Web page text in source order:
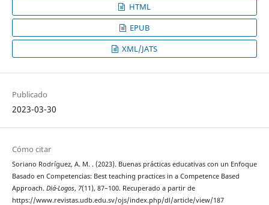
HTML
EPUB
XML/JATS
Publicado
2023-03-30
Cómo citar
Soriano Rodríguez, A. M. . (2023). Buenas prácticas educativas con un Enfoque
Basado en Competencias: Best teaching practices in a Competence Based
Approach. Diá-Logos, 7(11), 87–100. Recuperado a partir de
https://www.revistas.udb.edu.sv/ojs/index.php/dl/article/view/187